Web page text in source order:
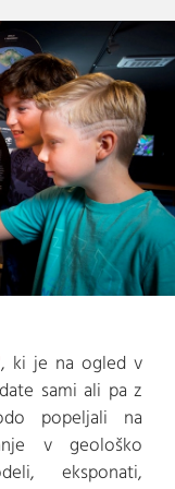
, ki je na ogled v
sami ali pa z
popeljali na
v geološko
eksponati,